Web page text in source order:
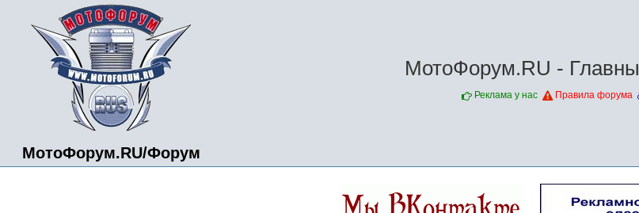
МотоФорум.RU/Форум
МотоФорум.RU -
Реклама у нас Правила форума